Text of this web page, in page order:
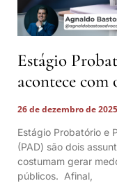
Estágio
acontece com
26 de dezembro de 2025
Estágio Probatório e
(PAD) são dois
costumam gerar
públicos. Afinal,